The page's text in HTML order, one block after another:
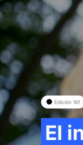
Edición 161
El